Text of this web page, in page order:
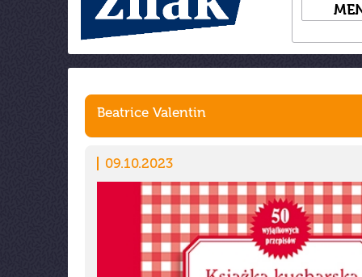
Beatrice Valentin
09.10.2023